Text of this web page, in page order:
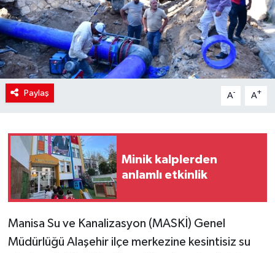
Paylaş A- A+
Minik kalplerden
anlamlı etkinlik
Manisa Su ve Kanalizasyon (MASKİ) Genel
Müdürlüğü Alaşehir ilçe merkezine kesintisiz su